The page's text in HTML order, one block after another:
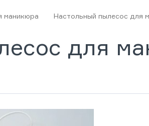
маникюра Настольный пылесос для
для